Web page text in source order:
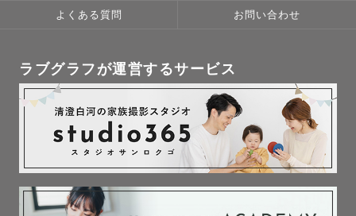
よくある質問 お問い合わせ
ラブグラフが運営するサービス